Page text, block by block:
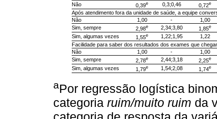
Não 0,39e 0,3;0,46 0,72e
Após atendimento fora da unidade de saúde, a equipe
Não
1,00 -
1,00
Sim, sempre
2,98e 2,34;3,80 1,85e
Sim, algumas vezes 1,55e 1,22;1,95
1,22
Facilidade para saber dos resultados dos exames que
Não
1,00 -
1,00
Sim, sempre
2,78e 2,44;3,18 2,25e
Sim, algumas vezes 1,79e 1,54;2,08 1,74e
aPor regressão logística
categoria ruim/muito ruim da